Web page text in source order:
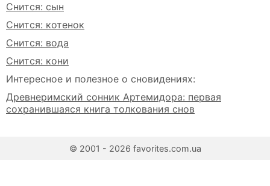
Снится: сын
Снится: котенок
Снится: вода
Снится: кони
Интересное и полезное о сновидениях:
Древнеримский сонник Артемидора: первая
сохранившаяся книга толкования снов
© 2001 - 2026 favorites.com.ua